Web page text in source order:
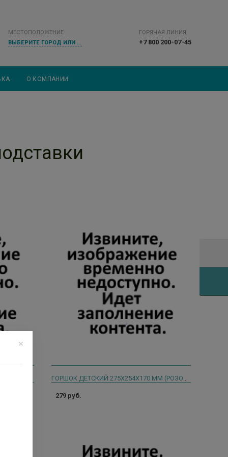
МЕСТОПОЛОЖЕНИЕ
ВЫБЕРИТЕ ГОРОД ИЛИ НАСЕЛЕННЫЙ ПУНКТ
ГОРЯЧАЯ ЛИНИЯ
+7 800 200-07-45
О КОМПАНИИ
ГОРШОК ДЕТСКИЙ 275Х254Х170 ММ (РОЗОВЫЙ)
279 руб.